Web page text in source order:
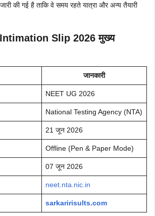
की गई है ताकि वे समय रहते यात्रा और अन्य तैयारी
Slip 2026 मुख्य
जानकारी
NEET UG 2026
National Testing Agency (NTA)
21 जून 2026
Offline (Pen & Paper Mode)
07 जून 2026
neet.nta.nic.in
sarkaririsults.com